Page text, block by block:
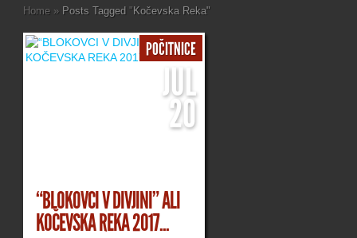
Home » Posts Tagged "Kočevska Reka"
POČITNICE
JUL
20
“BLOKOVCI V DIVJINI” ALI
KOČEVSKA REKA 2017...